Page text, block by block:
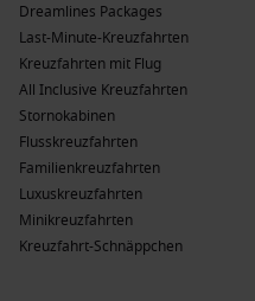
Dreamlines Packages
Last-Minute-Kreuzfahrten
Kreuzfahrten mit Flug
All Inclusive Kreuzfahrten
Stornokabinen
Flusskreuzfahrten
Familienkreuzfahrten
Luxuskreuzfahrten
Minikreuzfahrten
Kreuzfahrt-Schnäppchen